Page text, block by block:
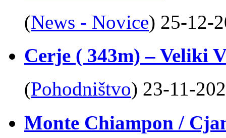
(News - Novice) 25-12-
Cerje ( 343m) – Veliki
(Pohodništvo) 23-11-
Monte Chiampon /